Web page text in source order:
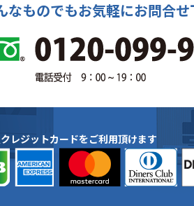
なものでもお気軽にお問合せ
レジットカードをご利用頂けます